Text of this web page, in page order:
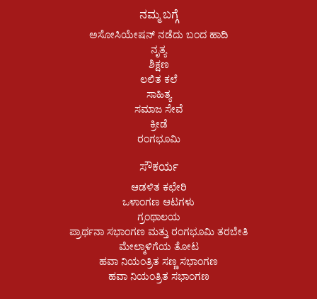
ನಮ್ಮ ಬಗ್ಗೆ
ಅಸೋಸಿಯೇಷನ್ ನಡೆದು ಬಂದ ಹಾದಿ
ನೃತ್ಯ
ಶಿಕ್ಷಣ
ಲಲಿತ ಕಲೆ
ಸಾಹಿತ್ಯ
ಸಮಾಜ ಸೇವೆ
ಕ್ರೀಡೆ
ರಂಗಭೂಮಿ
ಸೌಕರ್ಯ
ಆಡಳಿತ ಕಛೇರಿ
ಒಳಾಂಗಣ ಆಟಗಳು
ಗ್ರಂಥಾಲಯ
ಪ್ರಾರ್ಥನಾ ಸಭಾಂಗಣ ಮತ್ತು ರಂಗಭೂಮಿ ತರಬೇತಿ
ಮೇಲ್ಮಾಳಿಗೆಯ ತೋಟ
ಹವಾ ನಿಯಂತ್ರಿತ ಸಣ್ಣ ಸಭಾಂಗಣ
ಹವಾ ನಿಯಂತ್ರಿತ ಸಭಾಂಗಣ